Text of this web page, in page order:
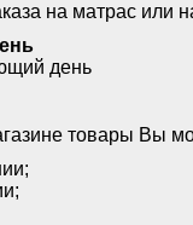
на матрас или
день
товары Вы